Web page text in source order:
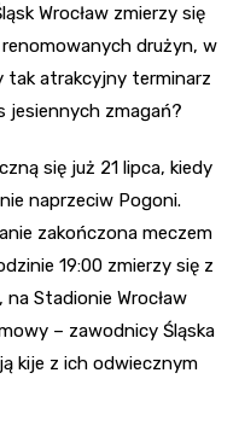
Wrocław zmierzy się
drużyn, w
tak atrakcyjny terminarz
jesiennych zmagań?
się już 21 lipca, kiedy
naprzeciw Pogoni.
zakończona meczem
19:00 zmierzy się z
Stadionie Wrocław
– zawodnicy Śląska
kije z ich odwiecznym